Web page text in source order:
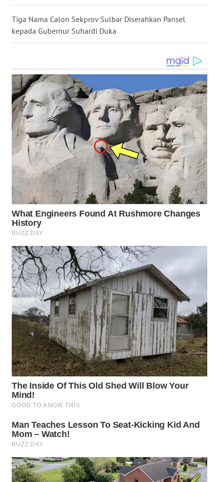
Tiga Nama Calon Sekprov Sulbar Diserahkan Pansel
kepada Gubernur Suhardi Duka
WN
KALTARA
KALSEL
WN
KALTIM
WN
SULSEL
WN
GORONTALO
WN
SULUT
MALUKU
WN
MALUT
WN
DAIRI
WN
DANAU
TOBA
WN
NIAS
WN
LANGKAT
WN
TAPANULI